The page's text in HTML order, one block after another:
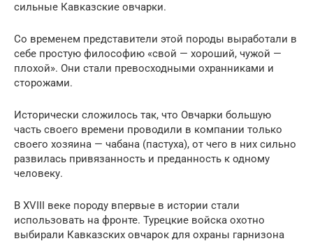
сильные Кавказские овчарки.
Со временем представители этой породы выработали в
себе простую философию «свой — хороший, чужой —
плохой». Они стали превосходными охранниками и
сторожами.
Исторически сложилось так, что Овчарки большую
часть своего времени проводили в компании только
своего хозяина — чабана (пастуха), от чего в них сильно
развилась привязанность и преданность к одному
человеку.
В XVIII веке породу впервые в истории стали
использовать на фронте. Турецкие войска охотно
выбирали Кавказских овчарок для охраны гарнизона